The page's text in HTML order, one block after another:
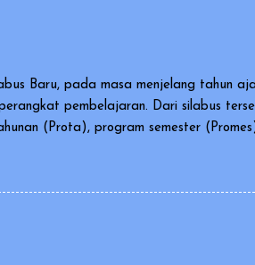
kulit atau wayang golek. Cerita yang
Baru, pada masa menjelang tahun
pembelajaran. Dari silabus
(Prota), program semester
Kurikulum 2013 edisi Revisi 2017 ini
dan dilaksanakan oleh guru.
halaman namun lingkup dan
kurikulum; mudah...